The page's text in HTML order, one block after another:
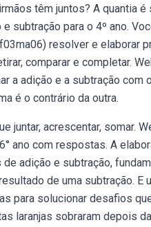
têm juntos? A quantia
subtração para o 4º ano.
resolver e elaborar
comparar e completar.
a adição e a subtração
é o contrário da outra.
juntar, acrescentar, somar.
ano com respostas. A
adição e subtração,
de uma subtração.
para solucionar desafios
laranjas sobraram depois